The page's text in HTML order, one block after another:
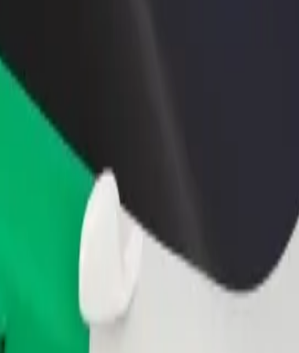
und finde das perfekte Angebot für deine Fahrt.